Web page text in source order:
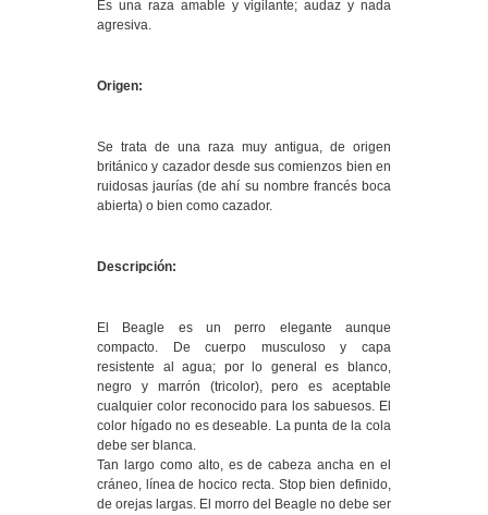
Es una raza amable y vigilante; audaz y nada
agresiva.
Origen:
Se trata de una raza muy antigua, de origen
británico y cazador desde sus comienzos bien en
ruidosas jaurías (de ahí su nombre francés boca
abierta) o bien como cazador.
Descripción:
El Beagle es un perro elegante aunque
compacto. De cuerpo musculoso y capa
resistente al agua; por lo general es blanco,
negro y marrón (tricolor), pero es aceptable
cualquier color reconocido para los sabuesos. El
color hígado no es deseable. La punta de la cola
debe ser blanca.
Tan largo como alto, es de cabeza ancha en el
cráneo, línea de hocico recta. Stop bien definido,
de orejas largas. El morro del Beagle no debe ser